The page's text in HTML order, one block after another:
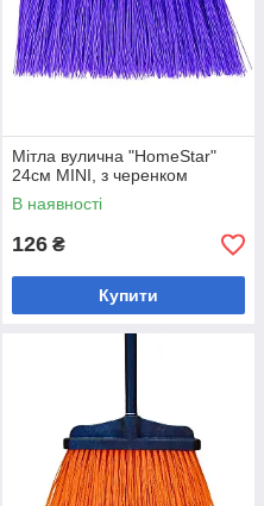
Мітла вулична "HomeStar"
24см MINI, з черенком
В наявності
126 ₴
Купити